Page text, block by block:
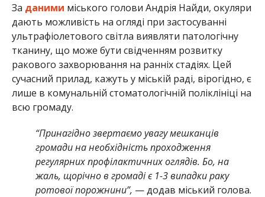
За даними міського голови Андрія Найди, окуляри
дають можливість на огляді при застосуванні
ультрафіолетового світла виявляти патологічну
тканину, що може бути свідченням розвитку
ракового захворювання на ранніх стадіях. Цей
сучасний прилад, кажуть у міській раді, вірогідно, є
лише в комунальній стоматологічній поліклініці на
всю громаду.
“Принагідно звертаємо увагу мешканців
громади на необхідність проходження
регулярних профілактичних оглядів. Бо, на
жаль, щорічно в громаді є 1-3 випадки раку
ротової порожнини”, — додав міський голова.